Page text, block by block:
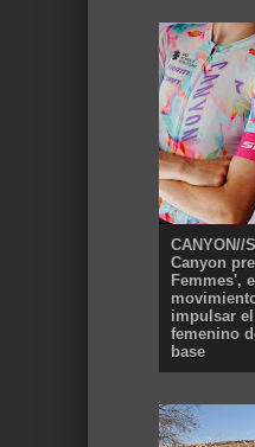
CANYON//
Canyon
Femmes', el
impulsar
femenino
base